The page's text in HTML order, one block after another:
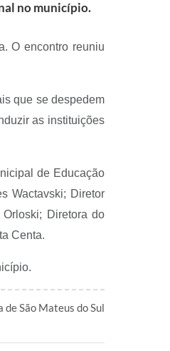
no município.
O encontro reuniu
que se despedem
as instituições
de Educação
Wactavski; Diretor
Diretora do
Centa.
São Mateus do Sul